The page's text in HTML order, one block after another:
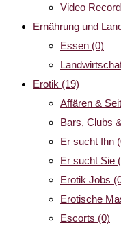
Video
Ernährung und
Essen (0)
Erotik (19)
Affären &
Bars, Clubs
Er sucht Ihn
Er sucht Sie
Erotik Jobs
Erotische
Escorts (0)